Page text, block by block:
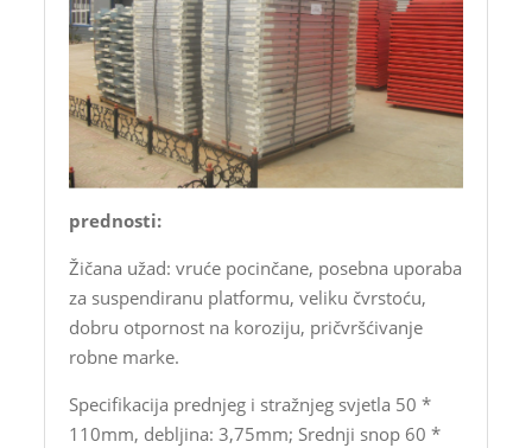
prednosti:
Žičana užad: vruće pocinčane, posebna uporaba
za suspendiranu platformu, veliku čvrstoću,
dobru otpornost na koroziju, pričvršćivanje
robne marke.
Specifikacija prednjeg i stražnjeg svjetla 50 *
110mm, debljina: 3,75mm; Srednji snop 60 *